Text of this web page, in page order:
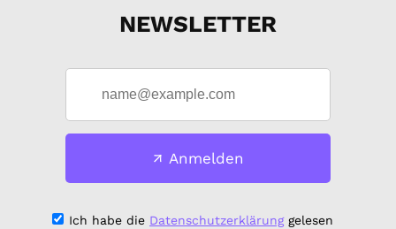
NEWSLETTER
Anmelden
Ich habe die Datenschutzerklärunggelesen